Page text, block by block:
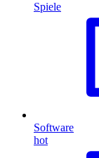
Spiele
Software
hot